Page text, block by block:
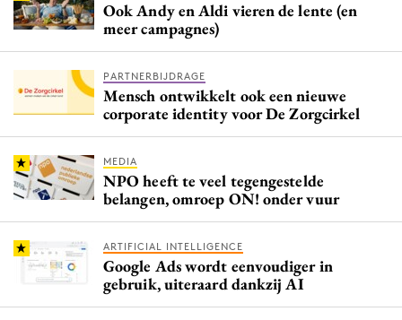
Ook Andy en Aldi vieren de lente (en
meer campagnes)
PARTNERBIJDRAGE
Mensch ontwikkelt ook een nieuwe
corporate identity voor De Zorgcirkel
MEDIA
NPO heeft te veel tegengestelde
belangen, omroep ON! onder vuur
ARTIFICIAL INTELLIGENCE
Google Ads wordt eenvoudiger in
gebruik, uiteraard dankzij AI